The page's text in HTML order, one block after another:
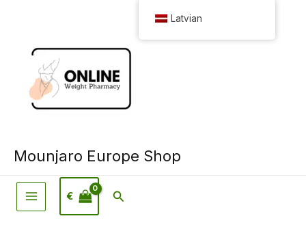
Mounjaro Europe Shop
€ Meklēšana
Latvian